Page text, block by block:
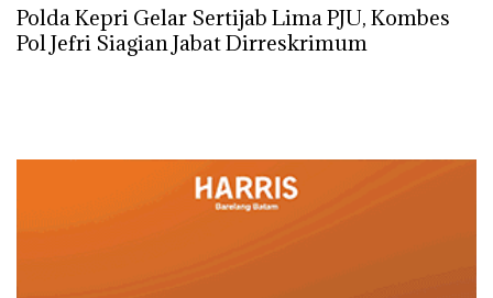
Polda Kepri Gelar Sertijab Lima PJU, Kombes
Pol Jefri Siagian Jabat Dirreskrimum